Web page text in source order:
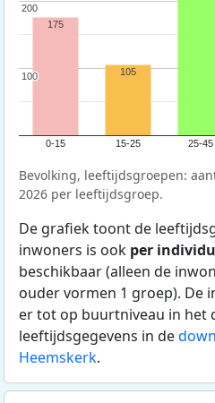
0-15 15-25 25-45
100
100
200
200
175
105
Bevolking, leeftijdsgroepen:
2026 per leeftijdsgroep.
De grafiek toont de
inwoners is ook per
beschikbaar (alleen de
ouder vormen 1 groep). De
er tot op buurtniveau in het
leeftijdsgegevens in de
Heemskerk.